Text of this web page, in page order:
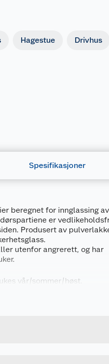
Hagestue Drivhus
Spesifikasjoner
beregnet for innglassing av
er
Produsert av
utenfor angrerett, og har
vår/sommer/høst.